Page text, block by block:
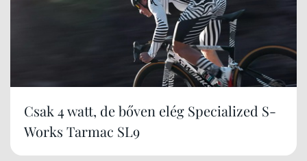
Csak 4 watt, de bőven elég Specialized S-
Works Tarmac SL9